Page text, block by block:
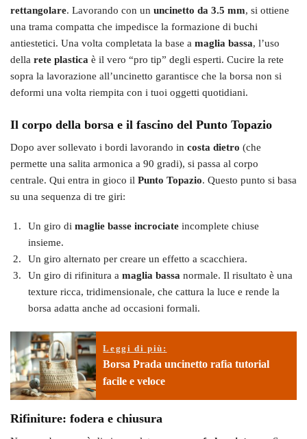
rettangolare. Lavorando con un uncinetto da 3.5 mm, si ottiene
una trama compatta che impedisce la formazione di buchi
antiestetici. Una volta completata la base a maglia bassa, l’uso
della rete plastica è il vero “pro tip” degli esperti. Cucire la rete
sopra la lavorazione all’uncinetto garantisce che la borsa non si
deformi una volta riempita con i tuoi oggetti quotidiani.
Il corpo della borsa e il fascino del Punto Topazio
Dopo aver sollevato i bordi lavorando in costa dietro (che
permette una salita armonica a 90 gradi), si passa al corpo
centrale. Qui entra in gioco il Punto Topazio. Questo punto si basa
su una sequenza di tre giri:
Un giro di maglie basse incrociate incomplete chiuse
insieme.
Un giro alternato per creare un effetto a scacchiera.
Un giro di rifinitura a maglia bassa normale. Il risultato è una
texture ricca, tridimensionale, che cattura la luce e rende la
borsa adatta anche ad occasioni formali.
Leggi di più:
Borsa Prada uncinetto rafia tutorial
facile e veloce
Rifiniture: fodera e chiusura